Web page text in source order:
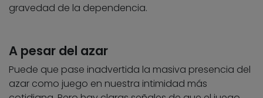
gravedad de la dependencia.
A pesar del azar
Puede que pase inadvertida la masiva presencia del
azar como juego en nuestra intimidad más